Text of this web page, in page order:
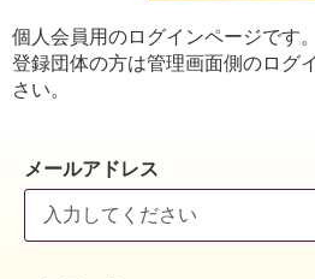
個人会員用のログインページです。
登録団体の方は管理画面側のログ
さい。
メールアドレス